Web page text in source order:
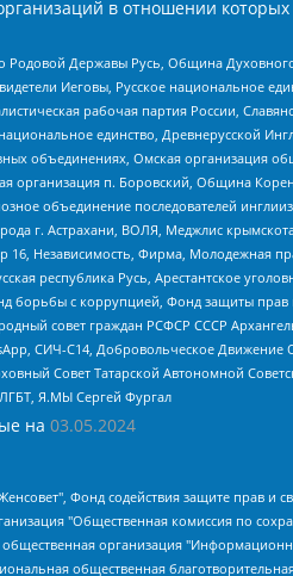
в отношении
Родовой Державы Русь, Община
Иеговы, Русское национальное
рабочая партия России,
единство, Древнерусской
объединениях, Омская организация
организация п. Боровский, Община
объединение последователей
г. Астрахани, ВОЛЯ, Меджлис
Независимость, Фирма, Молодежная
республика Русь, Арестантское
с коррупцией, Фонд защиты
совет граждан РСФСР СССР
СИЧ-С14, Добровольческое
Совет Татарской Автономной
Я.МЫ Сергей Фургал
на 03.05.2024
Лев Александрович, Савицкая Людмила Алексеевна, Автономная некоммерческая организация "Центр по работе с проблемой насилия "НАСИЛИЮ.НЕТ", Межрегиональный профессиональный союз работников здравоохранения "Альянс врачей", Юридическое лицо, зарегистрированное в Латвийской Республике, SIA "Medusa Project" (регистрационный номер 40103797863, дата регистрации 10.06.2014), Некоммерческая организация "Фонд по борьбе с коррупцией", Автономная некоммерческая организация "Институт права и публичной политики", Баданин Роман Сергеевич, Гликин Максим Александрович, Железнова Мария Михайловна, Лукьянова Юлия Сергеевна, Маетная Елизавета Витальевна, Маняхин Петр Борисович, Чуракова Ольга Владимировна, Ярош Юлия Петровна, Юридическое лицо "The Insider SIA", зарегистрированное в Риге, Латвийская Республика (дата регистрации 26.06.2015), являющееся администратором доменного имени интернет-издания "The Insider SIA", https://theins.ru, Постернак Алексей Евгеньевич, Рубин Михаил Аркадьевич, Анин Роман Александрович, Юридическое лицо Istories fonds, зарегистрированное в Латвийской Республике (регистрационный номер 50008295751, дата регистрации 24.02.2020), Великовский Дмитрий Александрович, Долинина Ирина Николаевна, Мароховская Алеся Алексеевна, Шлейнов Роман Юрьевич, Шмагун Олеся Валентиновна, Общество с ограниченной ответственностью "Альтаир 2021", Общество с ограниченной ответственностью "Вега 2021", Общество с ограниченной ответственностью "Главный редактор 2021", Общество с ограниченной ответственностью "Ромашки монолит", Важенков Артем Валерьевич, Ивановская областная общественная организация "Центр гендерных исследований", Гурман Юрий Альбертович, Медиапроект "ОВД-Инфо", Егоров Владимир Владимирович, Жилинский Владимир